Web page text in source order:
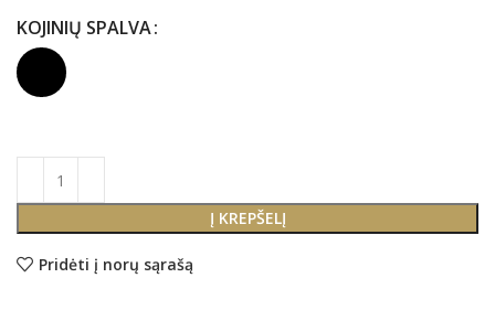
KOJINIŲ SPALVA
Į KREPŠELĮ
Pridėti į norų sąrašą